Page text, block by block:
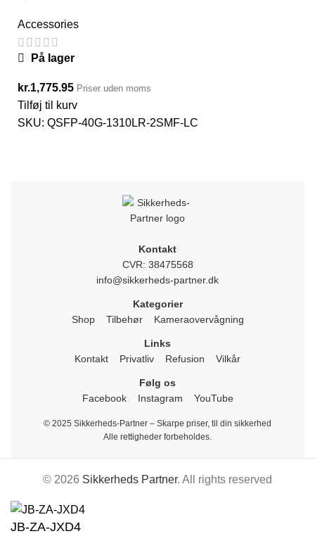
Accessories
På lager
kr.1,775.95 Priser uden moms
Tilføj til kurv
SKU: QSFP-40G-1310LR-2SMF-LC
Kontakt
CVR: 38475568
info@sikkerheds-partner.dk
Kategorier
Shop
Tilbehør Kameraovervågning
Links
Kontakt
Privatliv Refusion Vilkår
Følg os
Facebook
Instagram YouTube
© 2025 Sikkerheds-Partner – Skarpe priser, til din sikkerhed
Alle rettigheder forbeholdes.
© 2026 Sikkerheds Partner. All rights reserved
JB-ZA-JXD4